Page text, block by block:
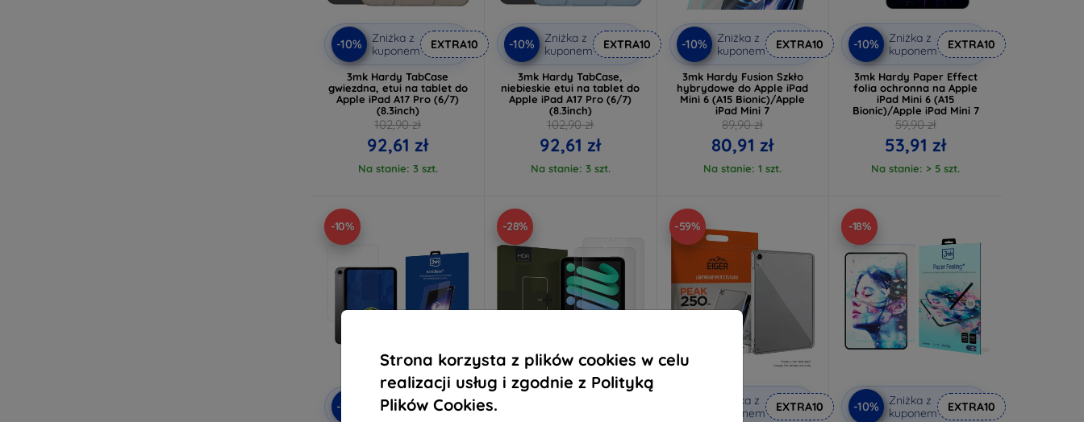
Strona korzysta z plików cookies w celu
realizacji usług i zgodnie z Polityką
Plików Cookies.
-10%
Zniżka z
kuponem
EXTRA10
3mk Hardy TabCase
gwiezdna, etui na tablet do
Apple iPad A17 Pro (6/7)
(8.3inch)
102,90 zł
92,61 zł
Na stanie: 3 szt.
-10%
Zniżka z
kuponem
EXTRA10
3mk Hardy TabCase,
niebieskie etui na tablet do
Apple iPad A17 Pro (6/7)
(8.3inch)
102,90 zł
92,61 zł
Na stanie: 3 szt.
-10%
Zniżka z
kuponem
EXTRA10
3mk Hardy Fusion Szkło
hybrydowe do Apple iPad
Mini 6 (A15 Bionic)/Apple
iPad Mini 7
89,90 zł
80,91 zł
Na stanie: 1 szt.
-10%
Zniżka z
kuponem
EXTRA10
3mk Hardy Paper Effect
folia ochronna na Apple
iPad Mini 6 (A15
Bionic)/Apple iPad Mini 7
59,90 zł
53,91 zł
Na stanie: > 5 szt.
-10%
-10%
Zniżka z
kuponem
EXTRA10
-28% -59%
Zniżka z
kuponem
EXTRA10
-18%
-10%
Zniżka z
kuponem
EXTRA10